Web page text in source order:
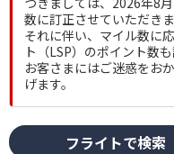
数に訂正させていただきま
それに伴い、マイル数に
ト（LSP）のポイント数
お客さまにはご迷惑をお
げます。
フライトで検索